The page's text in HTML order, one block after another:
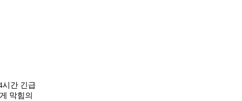
시간 긴급
막힘의